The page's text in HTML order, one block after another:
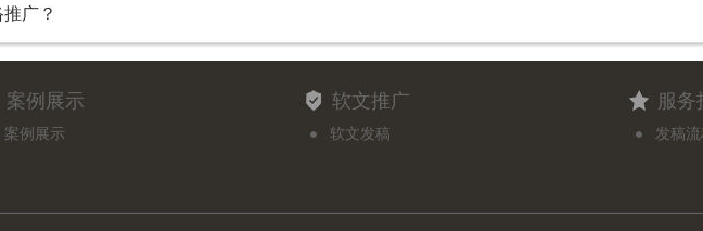
广？
案例展示
案例展示
软文推广
软文发稿
服务
发稿流